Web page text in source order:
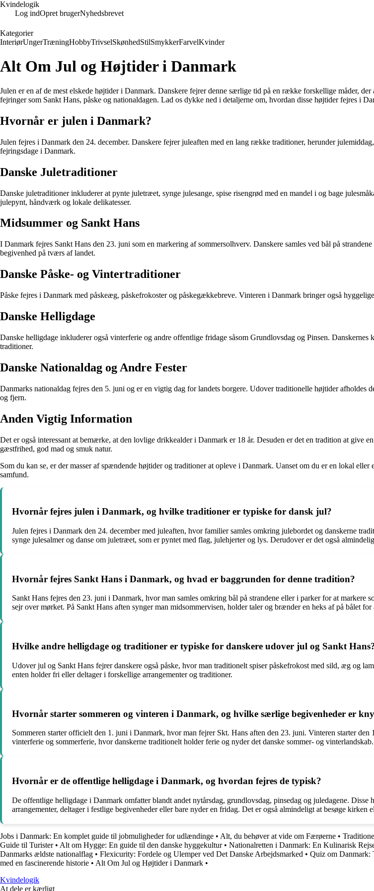
Kvindelogik
Log indOpret brugerNyhedsbrevet
Kategorier
InteriørUngerTræningHobbyTrivselSkønhedStilSmykkerFarvelKvinder
Alt Om Jul og Højtider i Danmark
Julen er en af de mest elskede højtider i Danmark. Danskere fejrer denne særlige tid på en række forskellige måder,
fejringer som Sankt Hans, påske og nationaldagen. Lad os dykke ned i detaljerne om, hvordan disse højtider fejres i
Hvornår er julen i Danmark?
Julen fejres i Danmark den 24. december. Danskere fejrer juleaften med en lang række traditioner, herunder
fejringsdage i Danmark.
Danske Juletraditioner
Danske juletraditioner inkluderer at pynte juletræet, synge julesange, spise risengrød med en mandel i og bage
julepynt, håndværk og lokale delikatesser.
Midsummer og Sankt Hans
I Danmark fejres Sankt Hans den 23. juni som en markering af sommersolhverv. Danskere samles ved bål på
begivenhed på tværs af landet.
Danske Påske- og Vintertraditioner
Påske fejres i Danmark med påskeæg, påskefrokoster og påskegækkebreve. Vinteren i Danmark bringer også
Danske Helligdage
Danske helligdage inkluderer også vinterferie og andre offentlige fridage såsom Grundlovsdag og Pinsen.
traditioner.
Danske Nationaldag og Andre Fester
Danmarks nationaldag fejres den 5. juni og er en vigtig dag for landets borgere. Udover traditionelle højtider
og fjern.
Anden Vigtig Information
Det er også interessant at bemærke, at den lovlige drikkealder i Danmark er 18 år. Desuden er det en tradition at give
gæstfrihed, god mad og smuk natur.
Som du kan se, er der masser af spændende højtider og traditioner at opleve i Danmark. Uanset om du er en lokal
samfund.
Hvornår fejres julen i Danmark, og hvilke traditioner er typiske for dansk jul?
Julen fejres i Danmark den 24. december med juleaften, hvor familier samles omkring julebordet og danskerne
synge julesalmer og danse om juletræet, som er pyntet med flag, julehjerter og lys. Derudover er det også
Hvornår fejres Sankt Hans i Danmark, og hvad er baggrunden for denne tradition?
Sankt Hans fejres den 23. juni i Danmark, hvor man samles omkring bål på strandene eller i parker for at markere
sejr over mørket. På Sankt Hans aften synger man midsommervisen, holder taler og brænder en heks af på bålet
Hvilke andre helligdage og traditioner er typiske for danskere udover jul og Sankt
Udover jul og Sankt Hans fejrer danskere også påske, hvor man traditionelt spiser påskefrokost med sild, æg og
enten holder fri eller deltager i forskellige arrangementer og traditioner.
Hvornår starter sommeren og vinteren i Danmark, og hvilke særlige begivenheder er
Sommeren starter officielt den 1. juni i Danmark, hvor man fejrer Skt. Hans aften den 23. juni. Vinteren starter
vinterferie og sommerferie, hvor danskerne traditionelt holder ferie og nyder det danske sommer- og vinterlandskab.
Hvornår er de offentlige helligdage i Danmark, og hvordan fejres de typisk?
De offentlige helligdage i Danmark omfatter blandt andet nytårsdag, grundlovsdag, pinsedag og juledagene.
arrangementer, deltager i festlige begivenheder eller bare nyder en fridag. Det er også almindeligt at besøge
Jobs i Danmark: En komplet guide til jobmuligheder for udlændinge • Alt, du behøver at vide om Færøerne •
Guide til Turister• Alt om Hygge: En guide til den danske hyggekultur• Nationalretten i Danmark: En Kulinarisk
Danmarks ældste nationalflag • Flexicurity: Fordele og Ulemper ved Det Danske Arbejdsmarked • Quiz om Danmark:
med en fascinerende historie • Alt Om Jul og Højtider i Danmark •
Kvindelogik
At dele er kærligt